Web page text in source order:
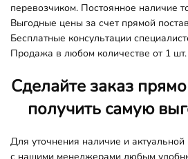
перевозчиком. Постоянное наличие
Выгодные цены за счет прямой
Бесплатные консультации
Продажа в любом количестве от 1 шт.
Сделайте заказ
получить самую
Для уточнения наличие и
с нашими менеджерами любым